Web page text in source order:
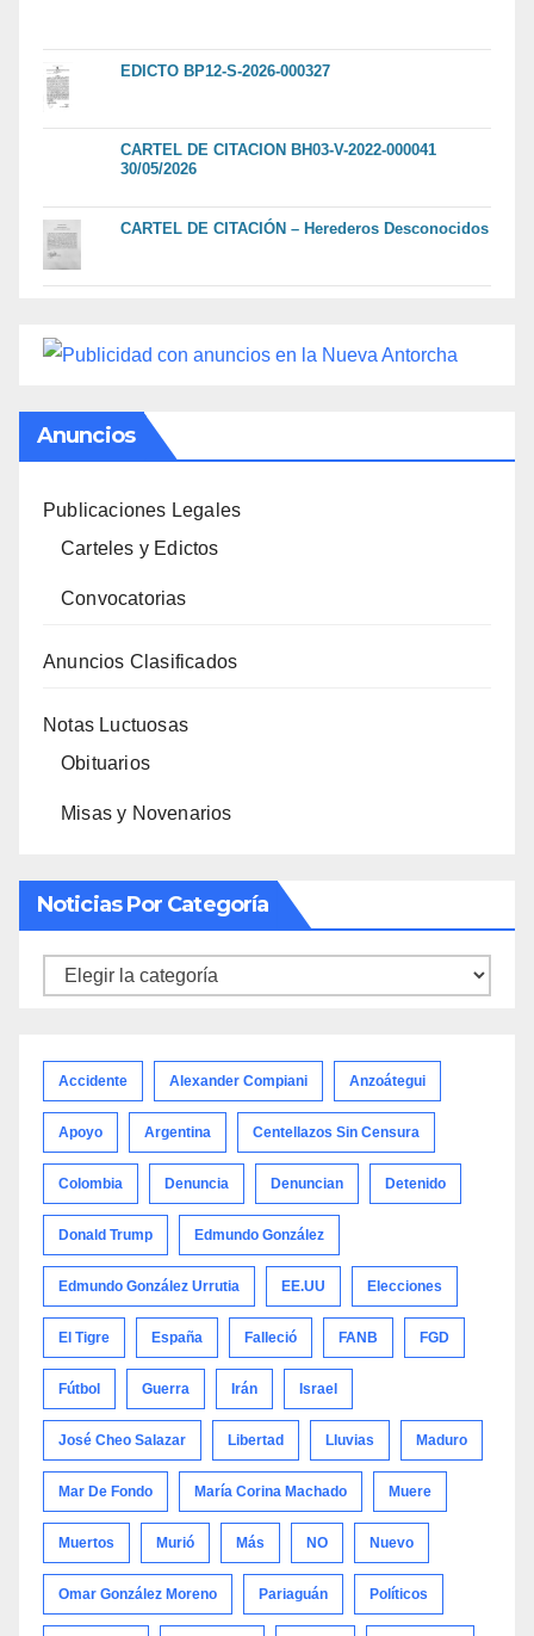
EDICTO BP12-S-2026-000327
CARTEL DE CITACION BH03-V-2022-000041
30/05/2026
CARTEL DE CITACIÓN – Herederos Desconocidos
Anuncios
Publicaciones Legales
Carteles y Edictos
Convocatorias
Anuncios Clasificados
Notas Luctuosas
Obituarios
Misas y Novenarios
Noticias Por Categoría
Noticias
Accidente Alexander Compiani Anzoátegui
Apoyo Argentina Centellazos Sin Censura
Colombia Denuncia Denuncian Detenido
Donald Trump Edmundo González
Edmundo González Urrutia EE.UU Elecciones
El Tigre España Falleció FANB FGD
Fútbol Guerra Irán Israel
José Cheo Salazar Libertad Lluvias Maduro
Mar De Fondo María Corina Machado Muere
Muertos Murió Más NO Nuevo
Omar González Moreno Pariaguán Políticos